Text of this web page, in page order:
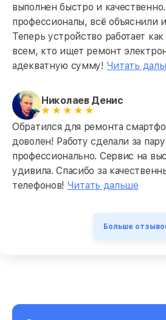
выполнен быстро и
профессионалы, всё объяснили
Теперь устройство работает
всем, кто ищет ремонт
адекватную сумму! Читать
Николаев Денис
Обратился для ремонта
доволен! Работу сделали за
профессионально. Сервис на
удивила. Спасибо за
телефонов! Читать дальше
Больше